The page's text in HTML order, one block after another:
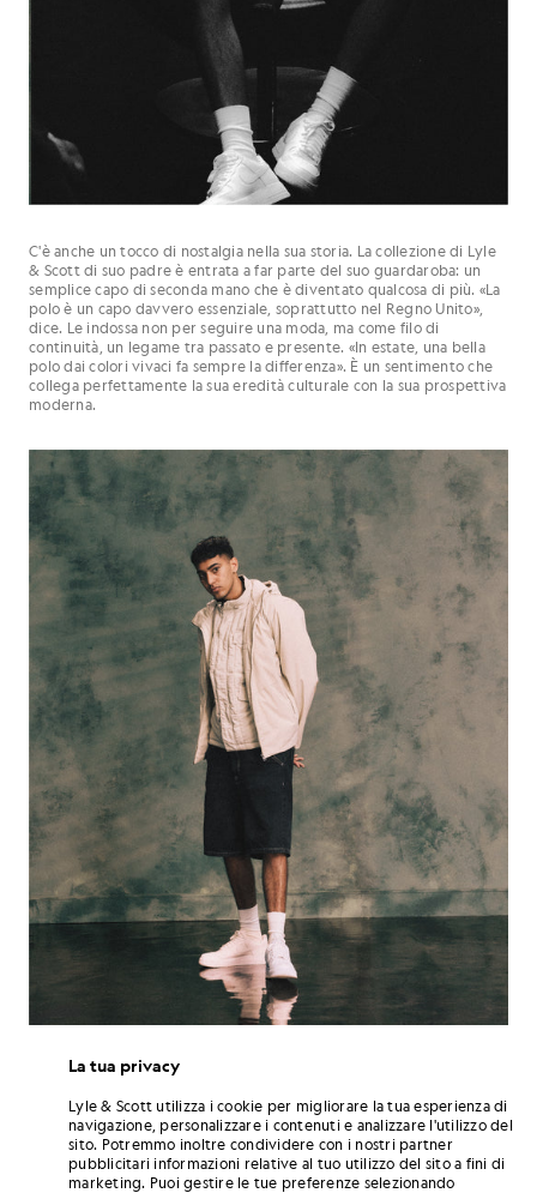
C'è anche un tocco di nostalgia nella sua storia. La collezione di Lyle
& Scott di suo padre è entrata a far parte del suo guardaroba: un
semplice capo di seconda mano che è diventato qualcosa di più. «La
polo è un capo davvero essenziale, soprattutto nel Regno Unito»,
dice. Le indossa non per seguire una moda, ma come filo di
continuità, un legame tra passato e presente. «In estate, una bella
polo dai colori vivaci fa sempre la differenza». È un sentimento che
collega perfettamente la sua eredità culturale con la sua prospettiva
moderna.
Dal punto di vista musicale, Omar+ è in un ottimo momento. «Sono
davvero soddisfatto della musica che sto creando in questo
periodo», afferma con tono deciso, ma con una scintilla negli occhi
che lascia intendere che non ha affatto finito. I concerti dal vivo sono
diventati un momento clou, un’occasione per mettere alla prova
La tua privacy
Lyle & Scott utilizza i cookie per migliorare la tua esperienza di
navigazione, personalizzare i contenuti e analizzare l'utilizzo del
sito. Potremmo inoltre condividere con i nostri partner
pubblicitari informazioni relative al tuo utilizzo del sito a fini di
marketing. Puoi gestire le tue preferenze selezionando